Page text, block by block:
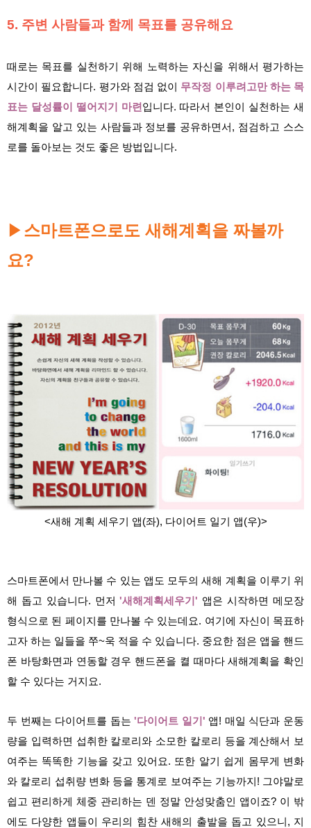
5. 주변 사람들과 함께 목표를 공유해요
때로는 목표를 실천하기 위해 노력하는 자신을 위해서 평가하는
시간이 필요합니다. 평가와 점검 없이 무작정 이루려고만 하는 목
표는 달성률이 떨어지기 마련 입니다. 따라서 본인이 실천하는 새
해계획을 알고 있는 사람들과 정보를 공유하면서, 점검하고 스스
로를 돌아보는 것도 좋은 방법입니다.
▶스마트폰으로도 새해계획을 짜볼까
요?
<새해 계획 세우기 앱(좌), 다이어트 일기 앱(우)>
스마트폰에서 만나볼 수 있는 앱도 모두의 새해 계획을 이루기 위
해 돕고 있습니다. 먼저'새해계획세우기' 앱은 시작하면 메모장
형식으로 된 페이지를 만나볼 수 있는데요. 여기에 자신이 목표하
고자 하는 일들을 쭈~욱 적을 수 있습니다. 중요한 점은 앱을 핸드
폰 바탕화면과 연동할 경우 핸드폰을 켤 때마다 새해계획을 확인
할 수 있다는 거지요.
두 번째는 다이어트를 돕는 '다이어트 일기' 앱! 매일 식단과 운동
량을 입력하면 섭취한 칼로리와 소모한 칼로리 등을 계산해서 보
여주는 똑똑한 기능을 갖고 있어요. 또한 알기 쉽게 몸무게 변화
와 칼로리 섭취량 변화 등을 통계로 보여주는 기능까지! 그야말로
쉽고 편리하게 체중 관리하는 덴 정말 안성맞춤인 앱이죠? 이 밖
에도 다양한 앱들이 우리의 힘찬 새해의 출발을 돕고 있으니, 지